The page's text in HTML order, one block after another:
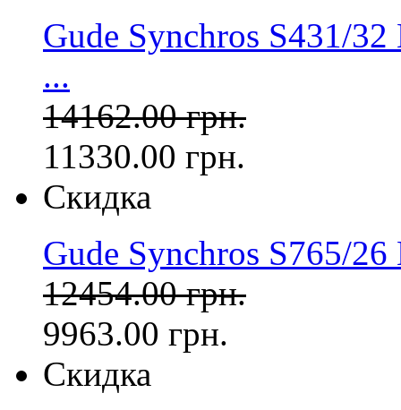
Gude Synchros S431/
...
14162.00 грн.
11330.00 грн.
Скидка
Gude Synchros S765/
12454.00 грн.
9963.00 грн.
Скидка